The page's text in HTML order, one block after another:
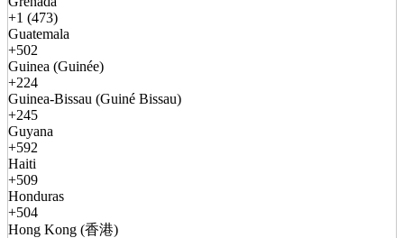
+1 (473)
Guatemala
+502
Guinea (Guinée)
+224
Guinea-Bissau (Guiné Bissau)
+245
Guyana
+592
Haiti
+509
Honduras
+504
Hong Kong (香港)